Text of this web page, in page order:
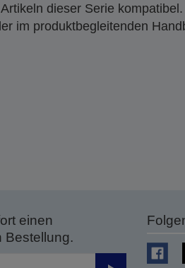
dieser Serie
im produktbegleitenden
einen
Bestellung.